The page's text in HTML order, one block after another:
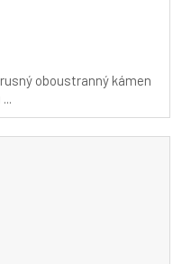
oboustranný kámen